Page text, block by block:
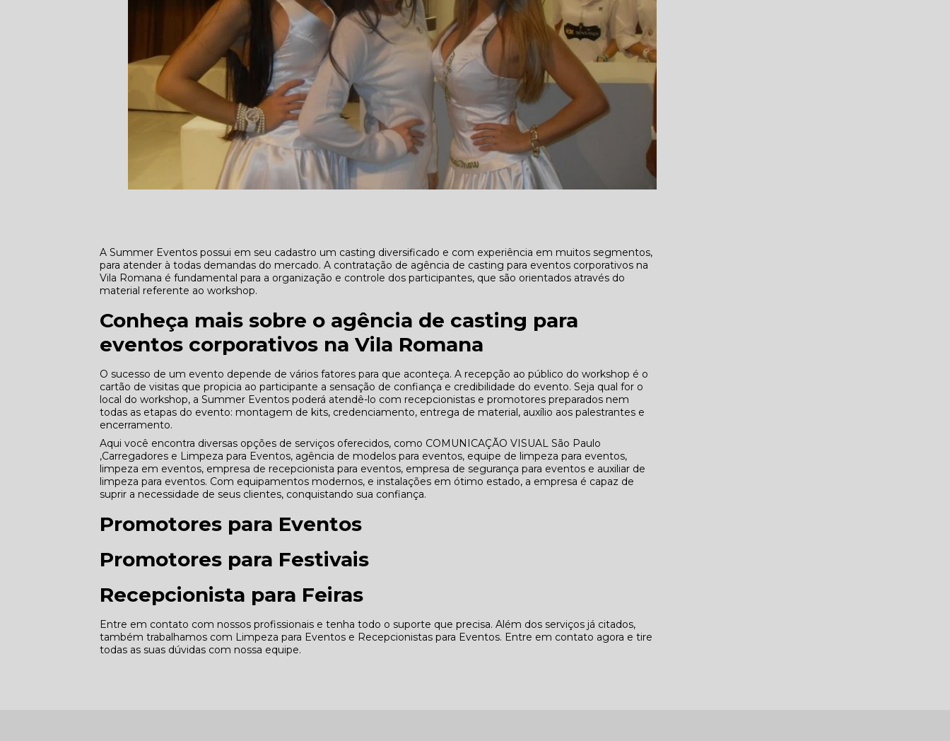
A Summer Eventos possui em seu cadastro um casting diversificado e com experiência em muitos segmentos,
para atender à todas demandas do mercado. A contratação de agência de casting para eventos corporativos na
Vila Romana é fundamental para a organização e controle dos participantes, que são orientados através do
material referente ao workshop.
Conheça mais sobre o agência de casting para
eventos corporativos na Vila Romana
O sucesso de um evento depende de vários fatores para que aconteça. A recepção ao público do workshop é o
cartão de visitas que propicia ao participante a sensação de confiança e credibilidade do evento. Seja qual for o
local do workshop, a Summer Eventos poderá atendê-lo com recepcionistas e promotores preparados nem
todas as etapas do evento: montagem de kits, credenciamento, entrega de material, auxílio aos palestrantes e
encerramento.
Aqui você encontra diversas opções de serviços oferecidos, como COMUNICAÇÃO VISUAL São Paulo
,Carregadores e Limpeza para Eventos, agência de modelos para eventos, equipe de limpeza para eventos,
limpeza em eventos, empresa de recepcionista para eventos, empresa de segurança para eventos e auxiliar de
limpeza para eventos. Com equipamentos modernos, e instalações em ótimo estado, a empresa é capaz de
suprir a necessidade de seus clientes, conquistando sua confiança.
Promotores para Eventos
Promotores para Festivais
Recepcionista para Feiras
Entre em contato com nossos profissionais e tenha todo o suporte que precisa. Além dos serviços já citados,
também trabalhamos com Limpeza para Eventos e Recepcionistas para Eventos. Entre em contato agora e tire
todas as suas dúvidas com nossa equipe.